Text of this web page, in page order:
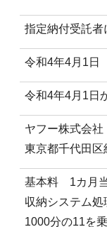
指定納付受託者
令和4年4月1日
令和4年4月1日
ヤフー株式会社
東京都千代田
基本料 1カ月
収納システム
1000分の11を